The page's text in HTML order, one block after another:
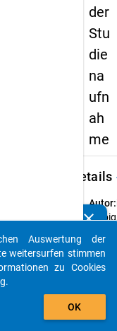
der
Stu
die
na
ufn
ah
me
Details
clear
Sie uns diese
auto_stories
Auswertung der
weitersurfen stimmen
zu Cookies
.
OK